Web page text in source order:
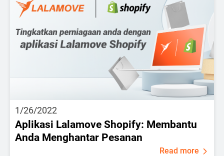
1/26/2022
Aplikasi Lalamove Shopify: Membantu
Anda Menghantar Pesanan
Read more